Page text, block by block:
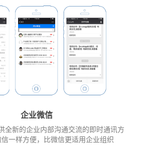
企业微信
全新的企业内部沟通交流的即时通讯方
一样方便，比微信更适用企业组织